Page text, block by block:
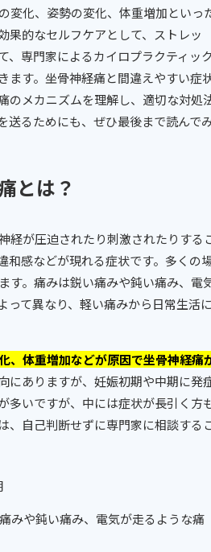
変化、姿勢の変化、体重増加といっ
果的なセルフケアとして、ストレッ
、専門家によるカイロプラクティック
ます。坐骨神経痛と間違えやすい症
のメカニズムを理解し、適切な対処
送るためにも、ぜひ最後まで読んで
とは？
経が圧迫されたり刺激されたりする
和感などが現れる症状です。多くの
す。痛みは鋭い痛みや鈍い痛み、電
って異なり、軽い痛みから日常生活に
、体重増加などが原因で坐骨神経痛
にありますが、妊娠初期や中期に発
多いですが、中には症状が長引く方
、自己判断せずに専門家に相談する
みや鈍い痛み、電気が走るような痛